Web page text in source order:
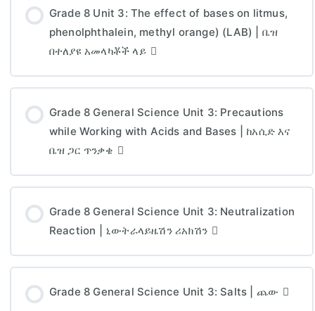
Grade 8 Unit 3: The effect of bases on litmus,
phenolphthalein, methyl orange) (LAB) | ቤዝ
በተለያዩ አመላካቾች ላይ
Grade 8 General Science Unit 3: Precautions
while Working with Acids and Bases | ከአሲድ እና
ቤዝ ጋር ጥንቃቄ
Grade 8 General Science Unit 3: Neutralization
Reaction | ኒውትራላይዜሽን ሪአክሽን
Grade 8 General Science Unit 3: Salts | ጨው